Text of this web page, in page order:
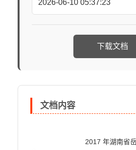
2026-06-10 05:37:23
下载文档
文档内容